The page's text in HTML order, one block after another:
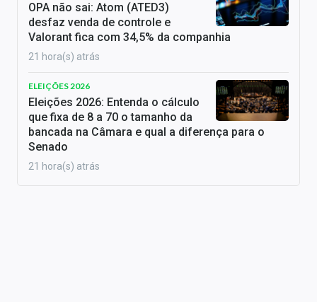
OPA não sai: Atom (ATED3)
desfaz venda de controle e
Valorant fica com 34,5% da companhia
21 hora(s) atrás
ELEIÇÕES 2026
Eleições 2026: Entenda o cálculo
que fixa de 8 a 70 o tamanho da
bancada na Câmara e qual a diferença para o
Senado
21 hora(s) atrás